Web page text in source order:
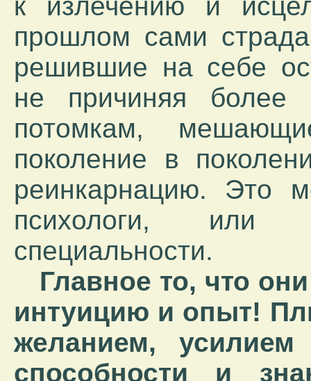
прошлом сами
решившие на себе
не причиняя более
потомкам,
поколение в
реинкарнацию. Это
психологи,
специальности.
Главное то, что
интуицию и опыт!
желанием,
способности и